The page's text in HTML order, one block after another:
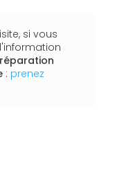
si vous
: prenez